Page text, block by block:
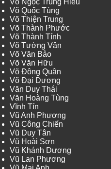
Võ Ngọc Trung Hiếu
Võ Quốc Tùng
Võ Thiện Trung
Võ Thành Phước
Võ Thành Tính
Võ Tường Vân
Võ Văn Bảo
Võ Văn Hữu
Võ Đông Quân
Võ Đại Dương
Văn Duy Thái
Văn Hoàng Tùng
Vĩnh Tín
Vũ Anh Phương
Vũ Công Chiến
Vũ Duy Tân
Vũ Hoài Sơn
Vũ Khánh Dương
Vũ Lan Phương